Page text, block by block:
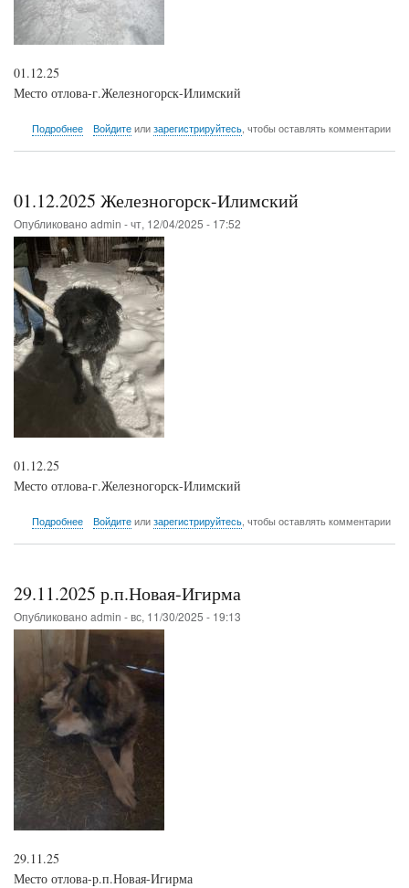
01.12.25
Место отлова-г.Железногорск-Илимский
Подробнеео
Войдитеили зарегистрируйтесь, чтобы оставлять комментарии
01.12.2025 Железногорск-Илимский
Опубликовано admin -чт, 12/04/2025 - 17:52
01.12.25
Место отлова-г.Железногорск-Илимский
Подробнеео
Войдитеили зарегистрируйтесь, чтобы оставлять комментарии
29.11.2025 р.п.Новая-Игирма
Опубликовано admin -вс, 11/30/2025 - 19:13
29.11.25
Место отлова-р.п.Новая-Игирма